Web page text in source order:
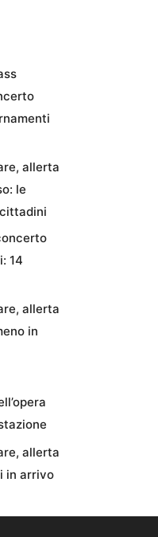
allerta
le
14
allerta
in
allerta
in arrivo